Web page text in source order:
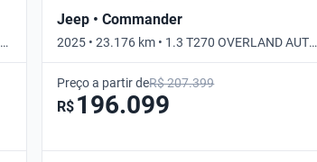
Jeep • Commander
2025 • 23.176 km • 1.3 T270 OVERLAND AUTO
• Automático
Preço a partir deR$ 207.399
R$ 196.099